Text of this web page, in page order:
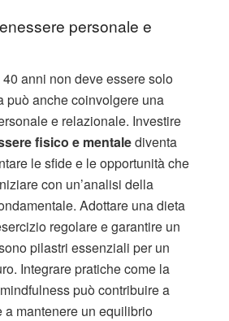
personale e
anni non deve essere solo
può anche coinvolgere una
e relazionale. Investire
fisico e mentalediventa
le sfide e le opportunità che
con un’analisi della
Adottare una dieta
regolare e garantire un
pilastri essenziali per un
Integrare pratiche come la
può contribuire a
a mantenere un equilibrio